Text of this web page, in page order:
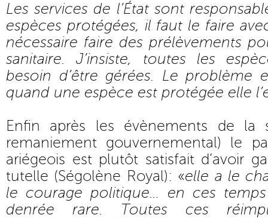
Les services de l’État sont
espèces protégées, il faut le faire
nécessaire faire des prélèvements
sanitaire. J’insiste, toutes les
besoin d’être gérées. Le problème
quand une espèce est protégée elle
Enfin après les évènements de la
remaniement gouvernemental) le
ariégeois est plutôt satisfait d’avoir
tutelle (Ségolène Royal): «elle a le
le courage politique… en ces
denrée rare. Toutes ces